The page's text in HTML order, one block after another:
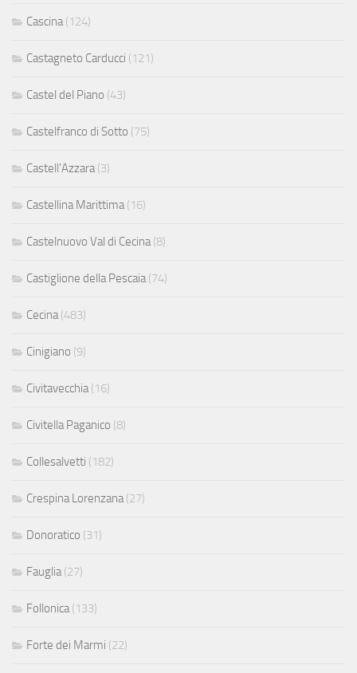
Cascina (124)
Castagneto Carducci (121)
Castel del Piano (43)
Castelfranco di Sotto (75)
Castell'Azzara (3)
Castellina Marittima (16)
Castelnuovo Val di Cecina (8)
Castiglione della Pescaia (74)
Cecina (483)
Cinigiano (9)
Civitavecchia (16)
Civitella Paganico (8)
Collesalvetti (182)
Crespina Lorenzana (27)
Donoratico (31)
Fauglia (27)
Follonica (133)
Forte dei Marmi (22)